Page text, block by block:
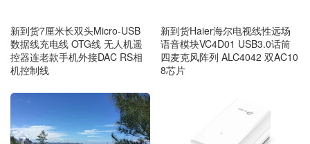
新到货7厘米长双头Micro-USB
数据线充电线 OTG线 无人机遥
控器连老款手机外接DAC RS相
机控制线
新到货Haier海尔电视线性远场
语音模块VC4D01 USB3.0话筒
四麦克风阵列 ALC4042 双AC10
8芯片